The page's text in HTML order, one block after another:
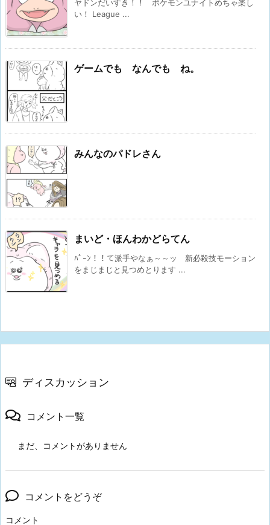
ヤドンだいすき！！ ポケモンユナイトめちゃ楽し
い！ League ...
ゲームでも なんでも ね。
みんなのパドレさん
まいど・ほんわかどらてん
ﾊﾟｰﾝ！！て派手やなぁ～～ッ 新必殺技モーション
をまじまじと見つめとります ...
ディスカッション
コメント一覧
まだ、コメントがありません
コメントをどうぞ
コメント